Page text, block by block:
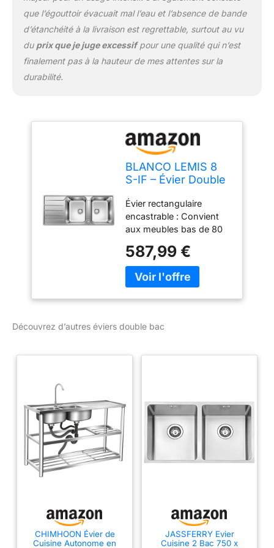
rotative et confortable –
Installation réversible
que l’égouttoir évacuait mal l’eau et l’absence de bande
d’étanchéité à la livraison est regrettable, surtout au vu
du prix que je juge excessifpour une qualité qui n’est
finalement pas à la hauteur de mes attentes sur la
durabilité.
BLANCO LEMIS 8
S-IF – Évier Double
Meubles Bas de 80
cm de Large – Inox
– Cuve à Fond Plat
IF – 523037
Évier rectangulaire
encastrable : Convient
aux meubles bas de 80
égouttoir intégré –
Finition élégante en acier
inoxydable brossé
surface – Peut être
plan de travail, y compris
généreux : LEMIS facilite
la vie quotidienne dans la
cuisine grce à deux bacs
et un égouttoir spacieux
– Offre un large espace
suffisant pour le robinet,
le distributeur de savon
et la commande de
587,99 €
Découvrez d’autres éviers double bac
CHIMHOON Évier de
Cuisine Autonome en
JASSFERRY Evier
Cuisine 2 Bac 750 x